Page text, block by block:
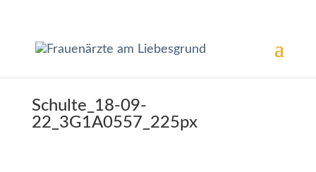
Schulte_18-09-
22_3G1A0557_225px